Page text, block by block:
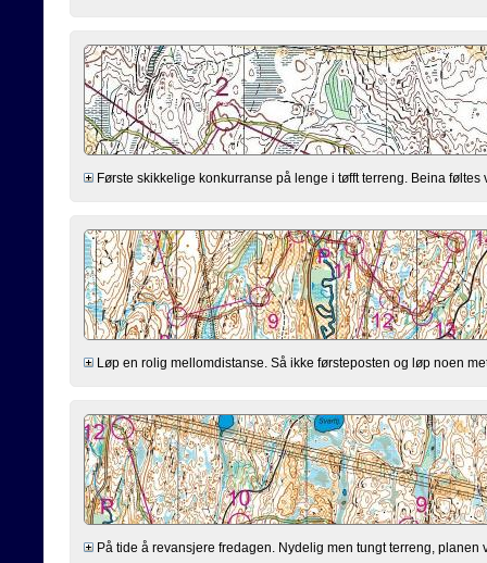
Første skikkelige konkurranse på lenge i tøfft terreng. Beina
Løp en rolig mellomdistanse. Så ikke førsteposten og løp noen
På tide å revansjere fredagen. Nydelig men tungt terreng, planen